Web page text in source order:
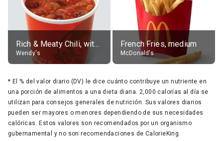
Rich & Meaty Chili, without toppings, large
Wendy's
French Fries, medium
McDonald's
* El % del valor diario (DV) le dice cuánto contribuye un nutriente en
una porción de alimentos a una dieta diaria. 2,000 calorías al día se
utilizan para consejos generales de nutrición. Sus valores diarios
pueden ser mayores o menores dependiendo de sus necesidades
calóricas. Estos valores son recomendados por un organismo
gubernamental y no son recomendaciones de CalorieKing.